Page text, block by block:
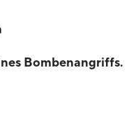
Bombenangriffs.